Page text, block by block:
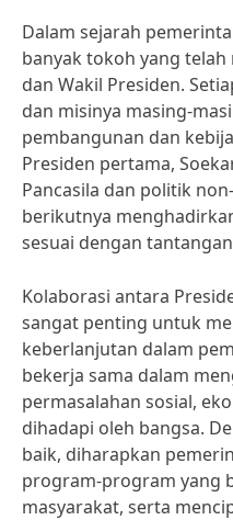
Dalam sejarah
banyak tokoh yang
dan Wakil Presiden.
dan misinya masing-
pembangunan dan
Presiden pertama,
Pancasila dan politik
berikutnya
sesuai dengan
Kolaborasi antara
sangat penting untuk
keberlanjutan dalam
bekerja sama dalam
permasalahan sosial,
dihadapi oleh bangsa.
baik, diharapkan
program-program yang
masyarakat, serta